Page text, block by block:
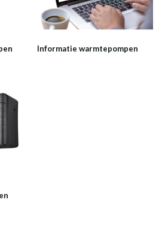
Informatie warmtepompen